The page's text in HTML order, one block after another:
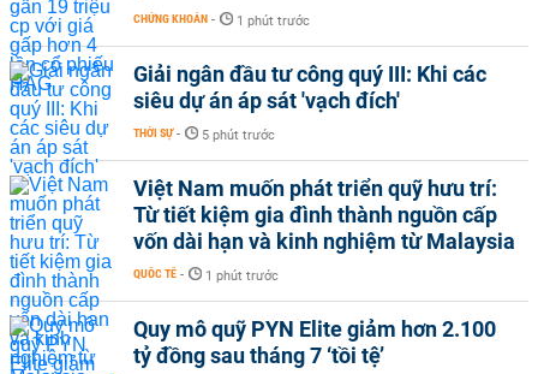
CHỨNG KHOÁN - 1 phút trước
Giải ngân đầu tư công quý III: Khi các
siêu dự án áp sát 'vạch đích'
THỜI SỰ - 5 phút trước
Việt Nam muốn phát triển quỹ hưu trí:
Từ tiết kiệm gia đình thành nguồn cấp
vốn dài hạn và kinh nghiệm từ Malaysia
QUỐC TẾ - 1 phút trước
Quy mô quỹ PYN Elite giảm hơn 2.100
tỷ đồng sau tháng 7 ‘tồi tệ’